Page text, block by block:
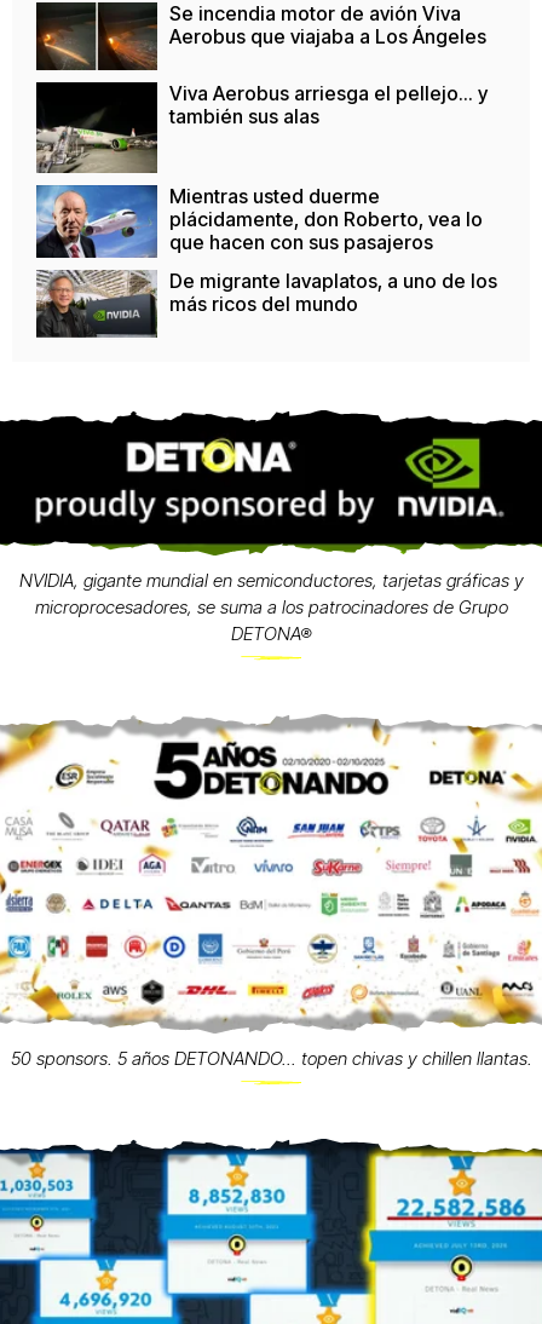
Se incendia motor de avión Viva
Aerobus que viajaba a Los Ángeles
Viva Aerobus arriesga el pellejo... y
también sus alas
Mientras usted duerme
plácidamente, don Roberto, vea lo
que hacen con sus pasajeros
De migrante lavaplatos, a uno de los
más ricos del mundo
NVIDIA, gigante mundial en semiconductores, tarjetas gráficas y
microprocesadores, se suma a los patrocinadores de Grupo
DETONA®
50 sponsors. 5 años DETONANDO... topen chivas y chillen llantas.